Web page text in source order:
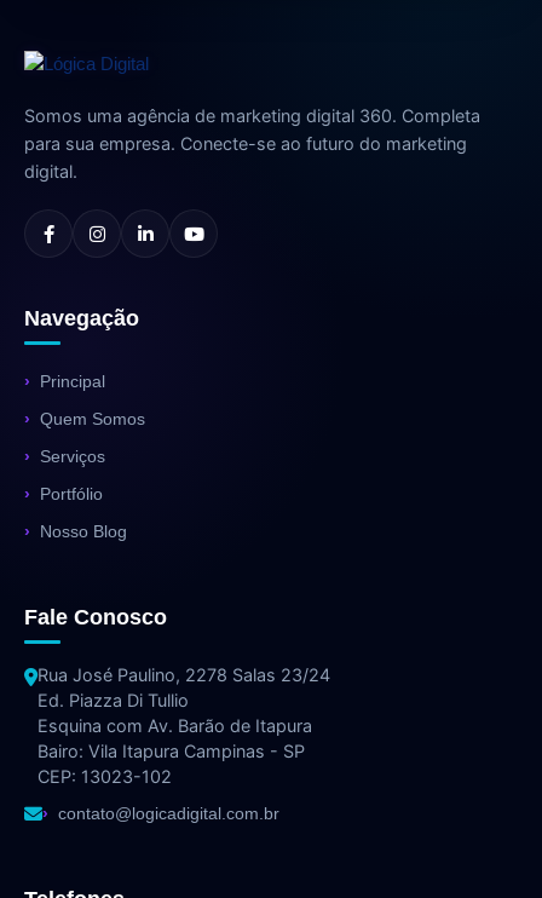
Somos uma agência de marketing digital 360. Completa
para sua empresa. Conecte-se ao futuro do marketing
digital.
Navegação
Principal
Quem Somos
Serviços
Portfólio
Nosso Blog
Fale Conosco
Rua José Paulino, 2278 Salas 23/24
Ed. Piazza Di Tullio
Esquina com Av. Barão de Itapura
Bairo: Vila Itapura Campinas - SP
CEP: 13023-102
contato@logicadigital.com.br